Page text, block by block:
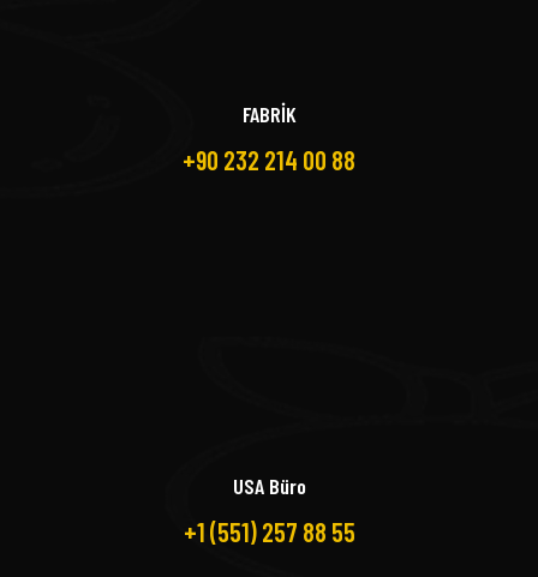
FABRİK
+90 232 214 00 88
USA Büro
+1 (551) 257 88 55